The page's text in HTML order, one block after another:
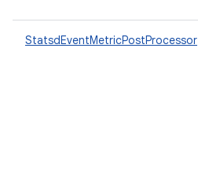
StatsdEventMetricPostProcessor